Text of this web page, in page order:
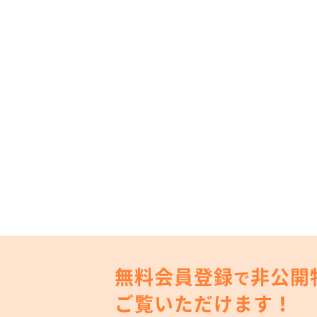
無料会員登録で非公開
ご覧いただけます！